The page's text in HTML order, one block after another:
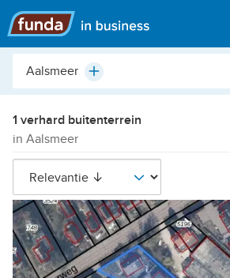
Hoofdmenu
Plaats,
etc.
Plus
1 verhard buitenterrein
in Aalsmeer